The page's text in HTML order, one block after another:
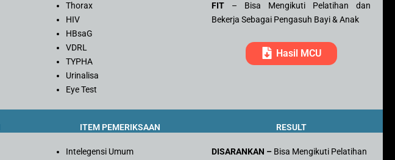
Thorax
HIV
HBsaG
VDRL
TYPHA
Urinalisa
Eye Test
FIT – Bisa Mengikuti Pelatihan dan
Bekerja Sebagai Pengasuh Bayi & Anak
Hasil MCU
ITEM PEMERIKSAAN RESULT
Intelegensi Umum
DISARANKAN – Bisa Mengikuti Pelatihan